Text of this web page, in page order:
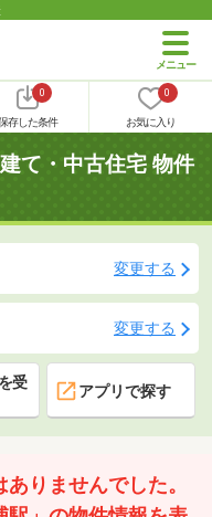
0
存した条件
0
お気に入り
て・中古住宅 物件
変更する
変更する
受
アプリで探す
りませんでした。